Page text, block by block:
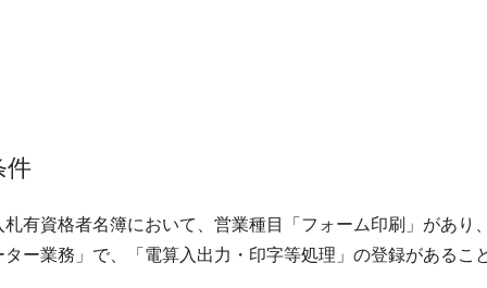
件
有資格者名簿において、営業種目「フォーム印刷」があ
ー業務」で、「電算入出力・印字等処理」の登録があること